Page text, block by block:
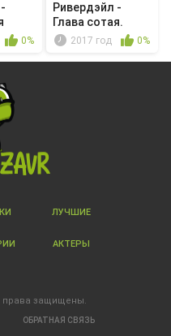
0%
Ривердэйл -
Глава сотая.
Парадокс Бак...
2017 год 0%
ЛУЧШИЕ
АКТЕРЫ
права защищены.
ОБРАТНАЯ СВЯЗЬ